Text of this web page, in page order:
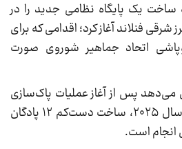
ساخت یک پایگاه نظامی جدید را در
شرقی فنلاند آغاز کرد؛ اقدامی که برای
اتحاد جماهیر شوروی صورت
پس از آغاز عملیات پاک‌سازی
جنگل‌های اطراف در اواخر سال ۲۰۲۵، ساخت دست‌کم ۱۲ پادگان
انجام است.